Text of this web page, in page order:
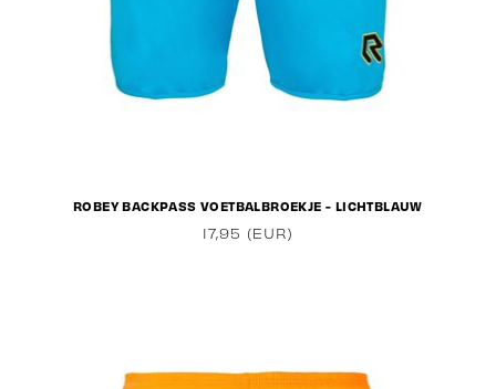
ROBEY BACKPASS VOETBALBROEKJE - LICHTBLAUW
17,95 (EUR)